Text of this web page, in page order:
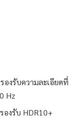
งรับความละเอียดที่
Hz
งรับ HDR10+